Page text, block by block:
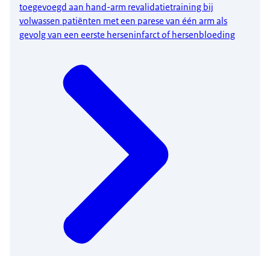
toegevoegd aan hand-arm revalidatietraining bij
volwassen patiënten met een parese van één arm als
gevolg van een eerste herseninfarct of hersenbloeding